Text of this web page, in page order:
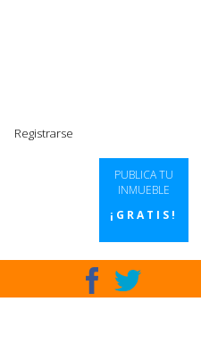
Registrarse
PUBLICA TU
INMUEBLE
¡GRATIS!